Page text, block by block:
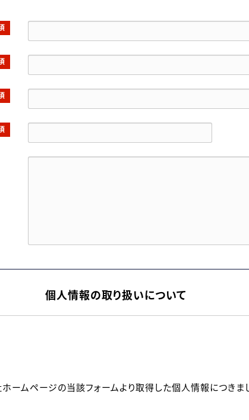
個人情報の取り扱いについて
ホームページの当該フォームより取得した個人情報につき